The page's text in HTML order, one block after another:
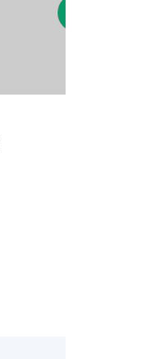
Нажимая